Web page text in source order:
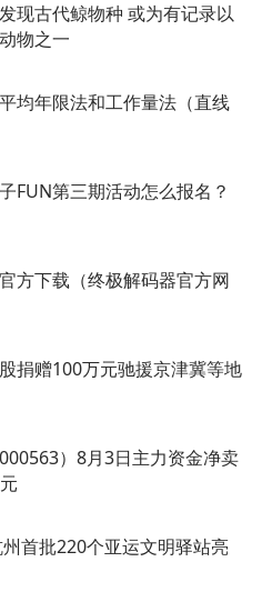
现古代鲸物种 或为有记录以
物之一
均年限法和工作量法（直线
FUN第三期活动怎么报名？
方下载（终极解码器官方网
捐赠100万元驰援京津冀等地
）8月3日主力资金净卖
首批220个亚运文明驿站亮